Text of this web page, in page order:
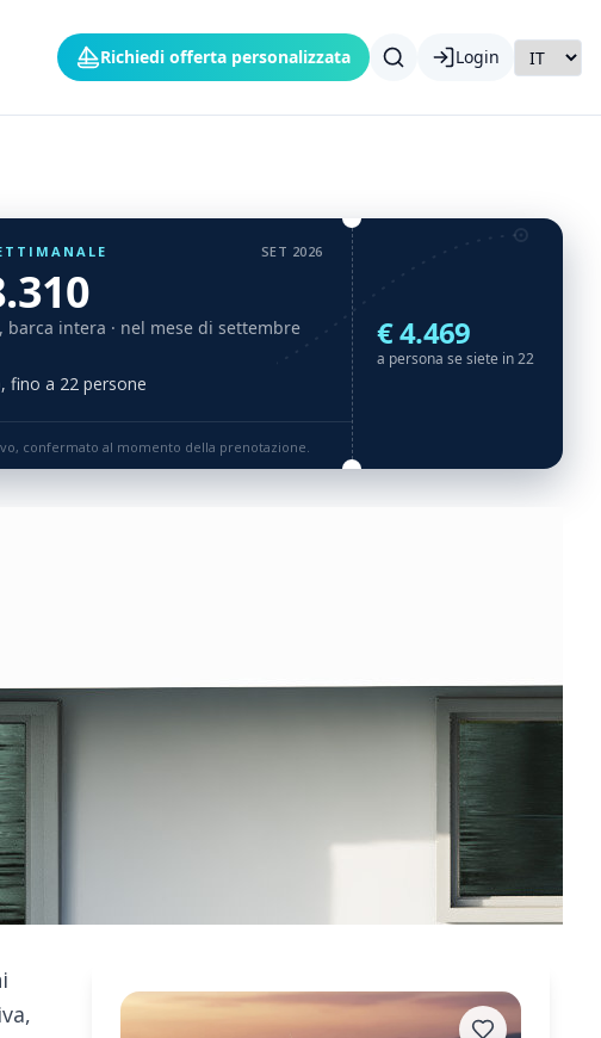
Richiedi offerta personalizzata Login
SET 2026
barca intera · nel mese di settembre
fino a 22 persone
confermato al momento della prenotazione.
€ 4.469
a persona se siete in 22